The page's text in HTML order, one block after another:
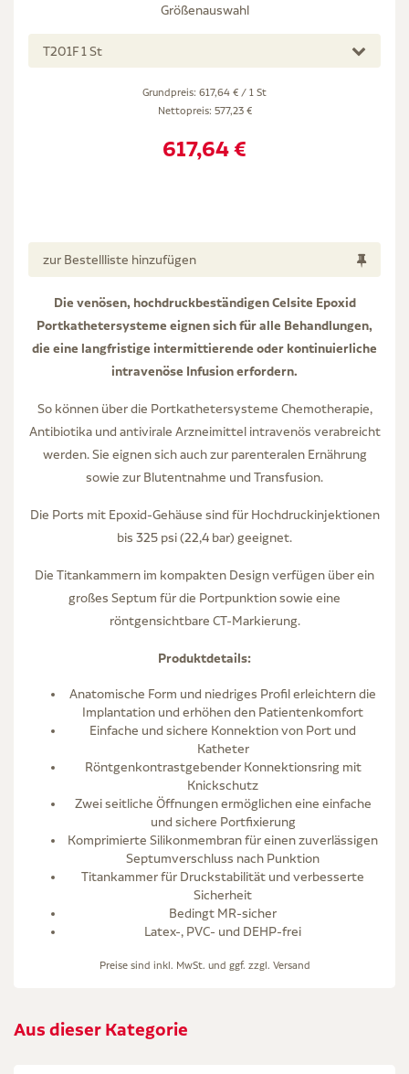
Größenauswahl
T201F 1 St
Grundpreis: 617,64 € / 1 St
Nettopreis: 577,23 €
617,64 €
zur Bestellliste hinzufügen
Die venösen, hochdruckbeständigen Celsite Epoxid
Portkathetersysteme eignen sich für alle Behandlungen,
die eine langfristige intermittierende oder kontinuierliche
intravenöse Infusion erfordern.
So können über die Portkathetersysteme Chemotherapie,
Antibiotika und antivirale Arzneimittel intravenös verabreicht
werden. Sie eignen sich auch zur parenteralen Ernährung
sowie zur Blutentnahme und Transfusion.
Die Ports mit Epoxid-Gehäuse sind für Hochdruckinjektionen
bis 325 psi (22,4 bar) geeignet.
Die Titankammern im kompakten Design verfügen über ein
großes Septum für die Portpunktion sowie eine
röntgensichtbare CT-Markierung.
Produktdetails:
Anatomische Form und niedriges Profil erleichtern die
Implantation und erhöhen den Patientenkomfort
Einfache und sichere Konnektion von Port und
Katheter
Röntgenkontrastgebender Konnektionsring mit
Knickschutz
Zwei seitliche Öffnungen ermöglichen eine einfache
und sichere Portfixierung
Komprimierte Silikonmembran für einen zuverlässigen
Septumverschluss nach Punktion
Titankammer für Druckstabilität und verbesserte
Sicherheit
Bedingt MR-sicher
Latex-, PVC- und DEHP-frei
Preise sind inkl. MwSt. und ggf. zzgl. Versand
Aus dieser Kategorie